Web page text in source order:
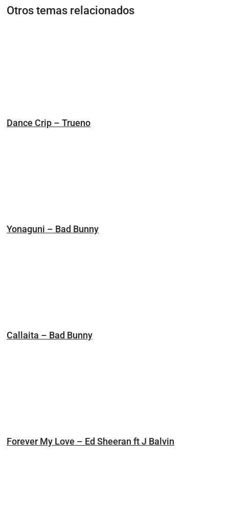
Otros temas relacionados
Dance Crip – Trueno
Yonaguni – Bad Bunny
Callaita – Bad Bunny
Forever My Love – Ed Sheeran ft J Balvin